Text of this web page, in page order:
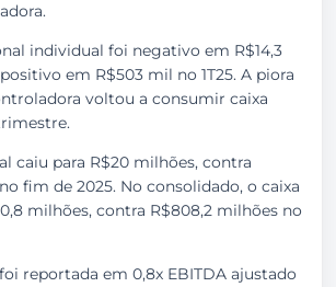
individual foi negativo em R$14,3
em R$503 mil no 1T25. A piora
voltou a consumir caixa
caiu para R$20 milhões, contra
fim de 2025. No consolidado, o caixa
milhões, contra R$808,2 milhões no
reportada em 0,8x EBITDA ajustado